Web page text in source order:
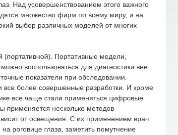
Над усовершенствованием этого важного
множество фирм по всему миру, и на
выбор различных моделей от многих
Портативные модели,
воспользоваться для диагностики вне
показатели при обследовании.
все более совершенные разработки. И кроме
все чаще стали применяться цифровые
несколько методов
от освещения. С их применением врач
роговице глаза, заметить помутнение